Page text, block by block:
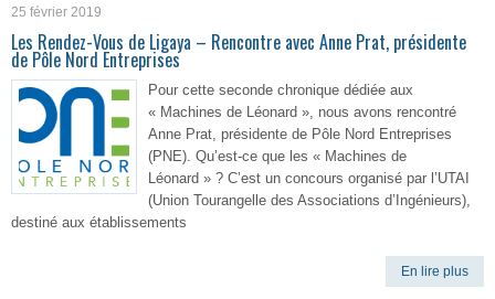
25 février 2019
Les Rendez-Vous de Ligaya – Rencontre avec Anne Prat, présidente
de Pôle Nord Entreprises
Pour cette seconde chronique dédiée aux
« Machines de Léonard », nous avons rencontré
Anne Prat, présidente de Pôle Nord Entreprises
(PNE). Qu’est-ce que les « Machines de
Léonard » ? C’est un concours organisé par l’UTAI
(Union Tourangelle des Associations d’Ingénieurs),
destiné aux établissements
En lire plus